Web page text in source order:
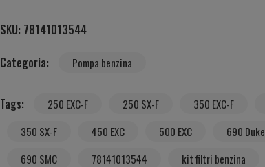
SKU: 78141013544
Categoria:
Pompa benzina
Tags: 250 EXC-F 250 SX-F 350 EXC-F
350 SX-F
450 EXC 500 EXC 690 Duke
690 SMC
78141013544 kit filtri benzina